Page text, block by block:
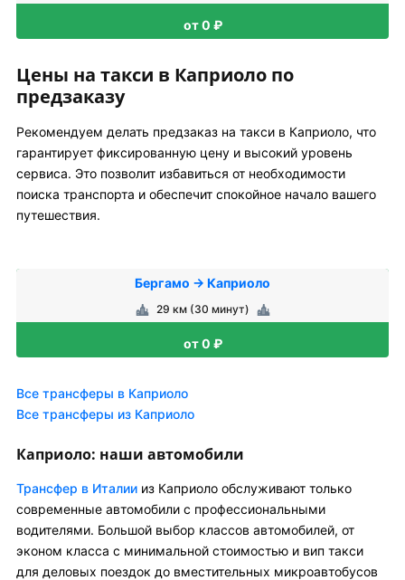
от 0 ₽
Цены на такси в Каприоло по
предзаказу
Рекомендуем делать предзаказ на такси в Каприоло, что
гарантирует фиксированную цену и высокий уровень
сервиса. Это позволит избавиться от необходимости
поиска транспорта и обеспечит спокойное начало вашего
путешествия.
Бергамо → Каприоло
29 км (30 минут)
от 0 ₽
Все трансферы в Каприоло
Все трансферы из Каприоло
Каприоло: наши автомобили
Трансфер в Италии из Каприоло обслуживают только
современные автомобили с профессиональными
водителями. Большой выбор классов автомобилей, от
эконом класса с минимальной стоимостью и вип такси
для деловых поездок до вместительных микроавтобусов